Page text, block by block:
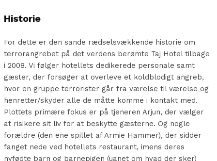
Historie
For dette er den sande rædselsvækkende historie om
terrorangrebet på det verdens berømte Taj Hotel tilbage
i 2008. Vi følger hotellets dedikerede personale samt
gæster, der forsøger at overleve et koldblodigt angreb,
hvor en gruppe terrorister går fra værelse til værelse og
henretter/skyder alle de måtte komme i kontakt med.
Plottets primære fokus er på tjeneren Arjun, der vælger
at risikere sit liv for at beskytte gæsterne. Og nogle
forældre (den ene spillet af Armie Hammer), der sidder
fanget nede ved hotellets restaurant, imens deres
nyfødte barn og barnepigen (uanet om hvad der sker)